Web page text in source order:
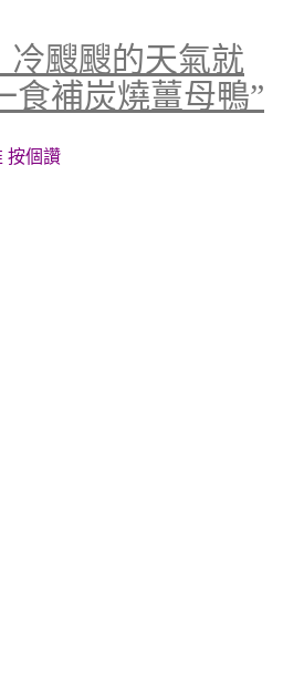
冷颼颼的天氣就
食補炭燒薑母鴨”
按個讚